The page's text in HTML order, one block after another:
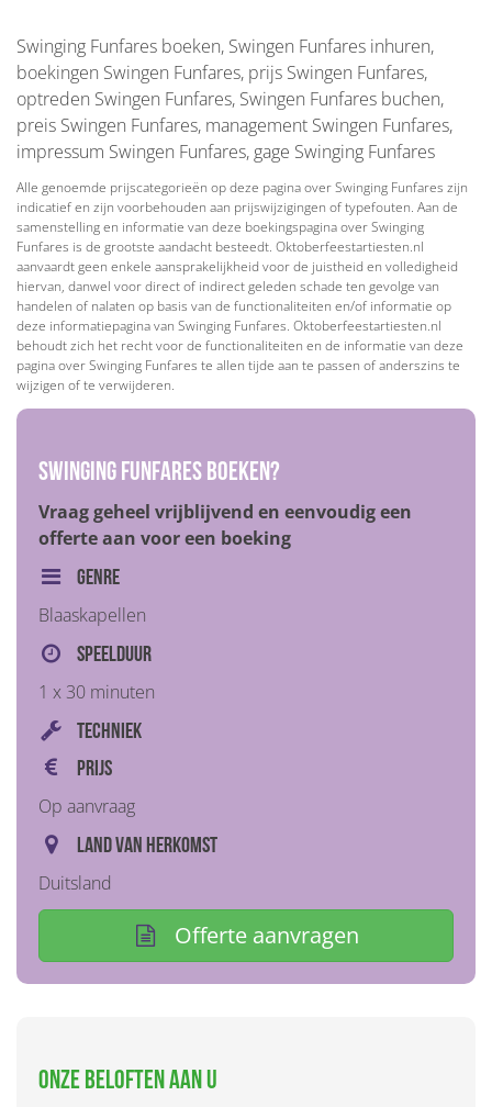
Swinging Funfares boeken, Swingen Funfares inhuren,
boekingen Swingen Funfares, prijs Swingen Funfares,
optreden Swingen Funfares, Swingen Funfares buchen,
preis Swingen Funfares, management Swingen Funfares,
impressum Swingen Funfares, gage Swinging Funfares
Alle genoemde prijscategorieën op deze pagina over Swinging Funfares zijn
indicatief en zijn voorbehouden aan prijswijzigingen of typefouten. Aan de
samenstelling en informatie van deze boekingspagina over Swinging
Funfares is de grootste aandacht besteedt. Oktoberfeestartiesten.nl
aanvaardt geen enkele aansprakelijkheid voor de juistheid en volledigheid
hiervan, danwel voor direct of indirect geleden schade ten gevolge van
handelen of nalaten op basis van de functionaliteiten en/of informatie op
deze informatiepagina van Swinging Funfares. Oktoberfeestartiesten.nl
behoudt zich het recht voor de functionaliteiten en de informatie van deze
pagina over Swinging Funfares te allen tijde aan te passen of anderszins te
wijzigen of te verwijderen.
Swinging Funfares boeken?
Vraag geheel vrijblijvend en eenvoudig een
offerte aan voor een boeking
Genre
Blaaskapellen
Speelduur
1 x 30 minuten
Techniek
Prijs
Op aanvraag
Land van herkomst
Duitsland
Offerte aanvragen
Onze beloften aan u